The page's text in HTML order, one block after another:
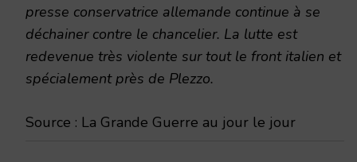
presse conservatrice allemande continue à se
déchainer contre le chancelier. La lutte est
redevenue très violente sur tout le front italien et
spécialement près de Plezzo.
Source : La Grande Guerre au jour le jour